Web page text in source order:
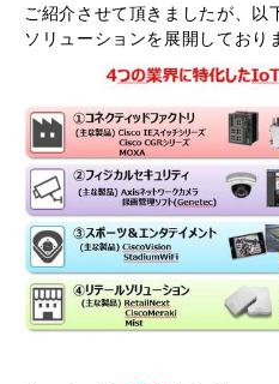
ご紹介させて頂きましたが、
ソリューションを展開しており